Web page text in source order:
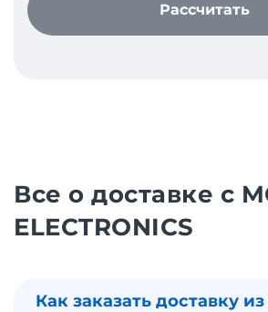
Рассчитать
Все о доставке с
ELECTRONICS
Как заказать доставку из